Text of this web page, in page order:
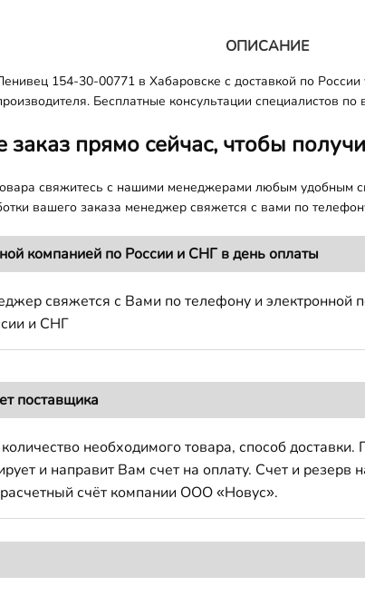
ОПИСАНИЕ
154-30-00771 в Хабаровске с доставкой по
Бесплатные консультации специалистов
заказ прямо сейчас, чтобы
свяжитесь с нашими менеджерами любым удобным
вашего заказа менеджер свяжется с вами по
компанией по России и СНГ в день оплаты
свяжется с Вами по телефону и электронной
и СНГ
поставщика
необходимого товара, способ
и направит Вам счет на оплату. Счет и резерв
счёт компании ООО «Новус».